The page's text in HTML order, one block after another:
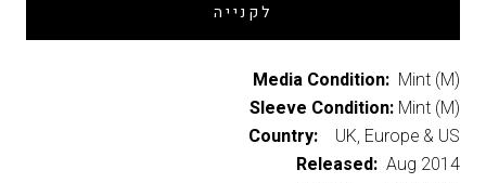
לקנייה
Media Condition: Mint (M)
Sleeve Condition: Mint (M)
Country: UK, Europe & US
Released: Aug 2014